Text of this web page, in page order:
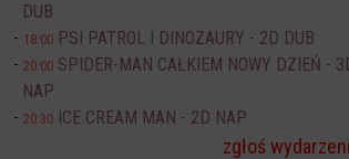
DUB
18:00 PSI PATROL I DINOZAURY - 2D DUB
20:00 SPIDER-MAN CAŁKIEM NOWY DZIEŃ -
NAP
20:30 ICE CREAM MAN - 2D NAP
zgłoś